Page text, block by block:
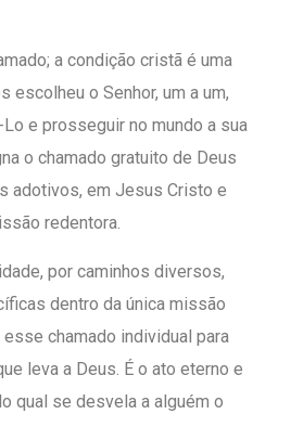
a condição cristã é uma
escolheu o Senhor, um a um,
e prosseguir no mundo a sua
o chamado gratuito de Deus
adotivos, em Jesus Cristo e
redentora.
por caminhos diversos,
dentro da única missão
chamado individual para
leva a Deus. É o ato eterno e
qual se desvela a alguém o